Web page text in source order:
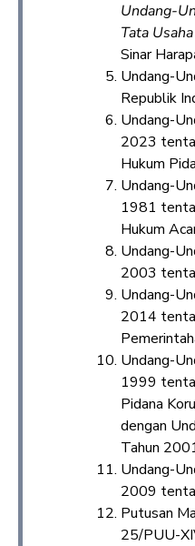
Undang-
Tata
Sinar
Undang-
Republik
Undang-
2023
Hukum
Undang-
1981
Hukum
Undang-
2003
Undang-
2014
Undang-
1999
Pidana
dengan
Tahun
Undang-
2009
Putusan
25/PUU-